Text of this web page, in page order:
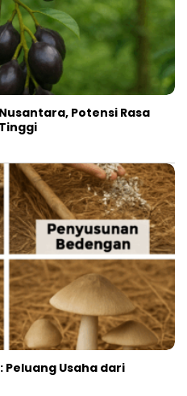
Potensi Rasa
Usaha dari